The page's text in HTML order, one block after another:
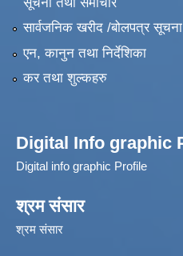
सार्वजनिक खरीद /बोलपत्र सूचना
एन, कानुन तथा निर्देशिका
कर तथा शुल्कहरु
Digital Info graphic
Digital info graphic Profile
श्रम संसार
श्रम संसार